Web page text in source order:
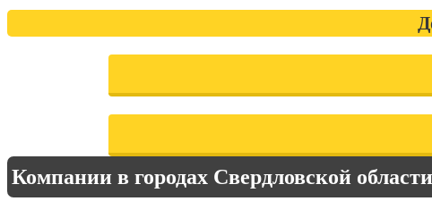
Компании в городах Свердловской области